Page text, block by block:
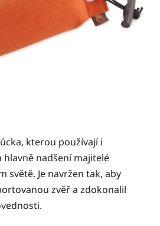
kterou používají i
nadšení majitelé
světě. Je navržen tak, aby
zvěř a zdokonalil